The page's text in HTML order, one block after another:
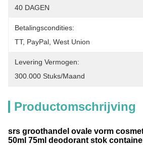
40 DAGEN
Betalingscondities:
TT, PayPal, West Union
Levering Vermogen:
300.000 Stuks/maand
Productomschrijving
srs groothandel ovale vorm
50ml 75ml deodorant stok